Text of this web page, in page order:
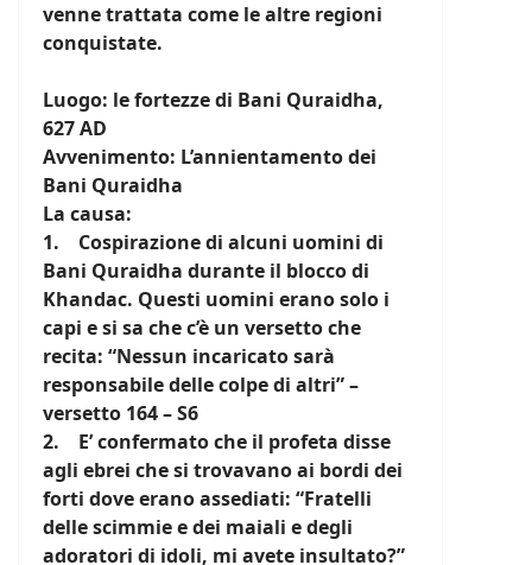
venne trattata come le altre regioni
conquistate.
Luogo: le fortezze di Bani Quraidha,
627 AD
Avvenimento: L’annientamento dei
Bani Quraidha
La causa:
1. Cospirazione di alcuni uomini di
Bani Quraidha durante il blocco di
Khandac. Questi uomini erano solo i
capi e si sa che c’è un versetto che
recita: “Nessun incaricato sarà
responsabile delle colpe di altri” –
versetto 164 – S6
2. E’ confermato che il profeta disse
agli ebrei che si trovavano ai bordi dei
forti dove erano assediati: “Fratelli
delle scimmie e dei maiali e degli
adoratori di idoli, mi avete insultato?”